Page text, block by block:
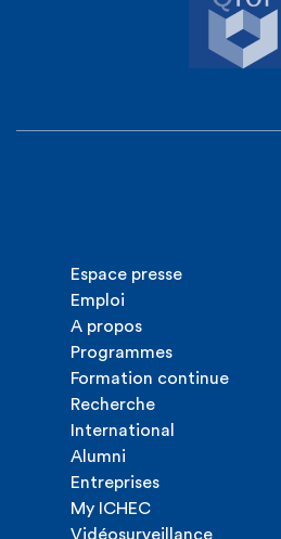
Espace presse
Emploi
A propos
Programmes
Formation continue
Recherche
International
Alumni
Entreprises
My ICHEC
Vidéosurveillance